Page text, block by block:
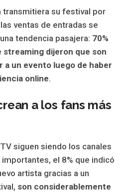
transmitiera su festival por
ventas de entradas se
tendencia pasajera: 70%
dijeron que son
a un evento luego de haber
online.
a los fans más
siguen siendo los canales
el 8% que indicó
artista gracias a un
son considerablemente